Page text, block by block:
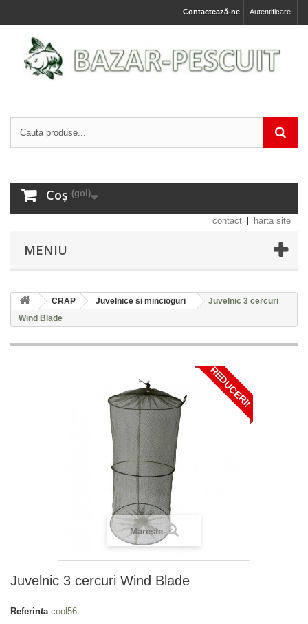
Autentificare
Contactează-ne
Coș (gol)
contact harta site
MENIU
CRAP Juvelnice si mincioguri
Juvelnic 3 cercuri
Wind Blade
REDUCERI!
Mareste
Juvelnic 3 cercuri Wind Blade
Referinta cool56